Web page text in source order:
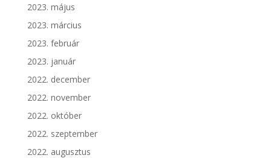
2023. május
2023. március
2023. február
2023. január
2022. december
2022. november
2022. október
2022. szeptember
2022. augusztus